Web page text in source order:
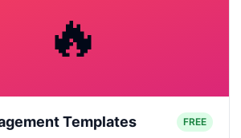
🔥
Templates FREE